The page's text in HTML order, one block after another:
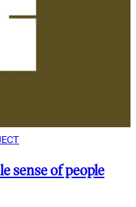
sense of people